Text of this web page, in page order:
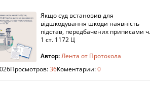
Якщо суд встановив для
відшкодування шкоди наявність
підстав, передбачених приписами ч.
1 ст. 1172 Ц
Автор:Лента от Протокола
Просмотров:36Коментарии:0